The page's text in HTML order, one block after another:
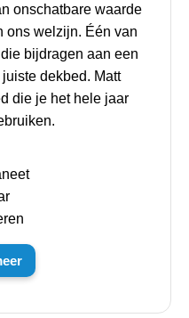
onschatbare waarde
ons welzijn. Één van
bijdragen aan een
dekbed. Matt
die je het hele jaar